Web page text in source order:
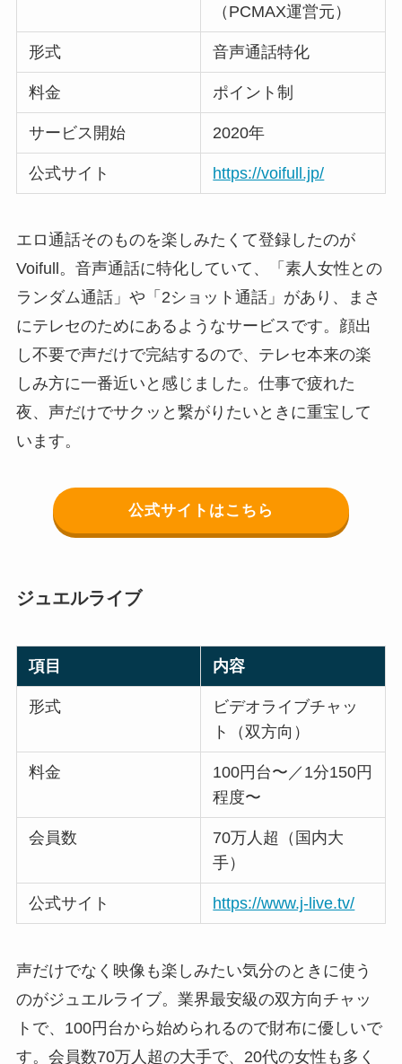
（PCMAX運営元）
形式 音声通話特化
料金 ポイント制
サービス開始 2020年
公式サイト https://voifull.jp/
エロ通話そのものを楽しみたくて登録したのが
Voifull。音声通話に特化していて、「素人女性との
ランダム通話」や「2ショット通話」があり、まさ
にテレセのためにあるようなサービスです。顔出
し不要で声だけで完結するので、テレセ本来の楽
しみ方に一番近いと感じました。仕事で疲れた
夜、声だけでサクッと繋がりたいときに重宝して
います。
公式サイトはこちら
ジュエルライブ
項目 内容
形式
ビデオライブチャッ
ト（双方向）
料金
100円台〜／1分150円
程度〜
会員数
70万人超（国内大
手）
公式サイト https://www.j-live.tv/
声だけでなく映像も楽しみたい気分のときに使う
のがジュエルライブ。業界最安級の双方向チャッ
トで、100円台から始められるので財布に優しいで
す。会員数70万人超の大手で、20代の女性も多く